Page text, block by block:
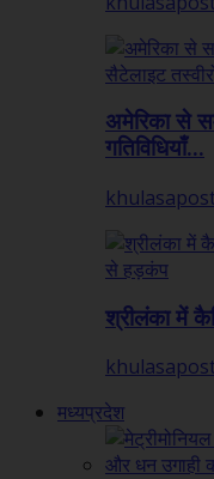
अमेरिका से
गतिविधियाँ...
श्रीलंका में
मध्यप्रदेश